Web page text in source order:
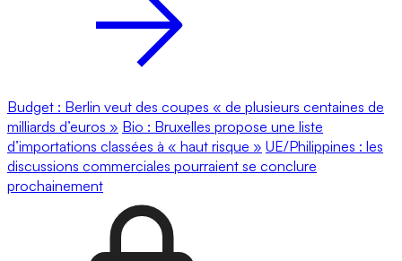
Budget : Berlin veut des coupes « de plusieurs centaines de
milliards d’euros » Bio : Bruxelles propose une liste
d’importations classées à « haut risque » UE/Philippines : les
discussions commerciales pourraient se conclure
prochainement